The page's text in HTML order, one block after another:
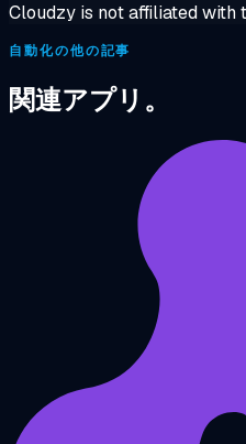
Cloudzy is not affiliated with
自動化の他の記事
関連アプリ。